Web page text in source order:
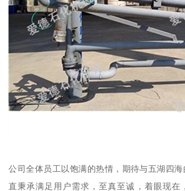
公司全体员工以饱满的热情，期待与五湖四
直秉承满足用户需求，至真至诚，着眼现在